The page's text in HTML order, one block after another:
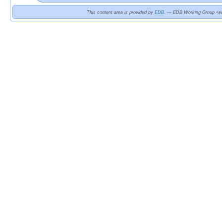
This content area is provided by EDB. --- EDB Working Group